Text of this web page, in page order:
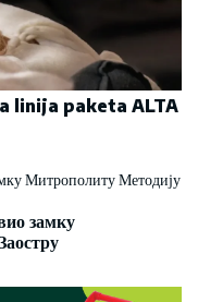
linija paketa ALTA
замку